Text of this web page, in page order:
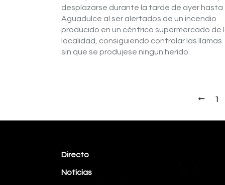
desplazarse durante la tarde de ayer hasta
Aguadulce al ser alertados de un incendio
producido en un céntrico supermercado de
localidad, consiguiendo controlar las llamas
sin que se produjese ningun herido.
1
Directo
Noticias